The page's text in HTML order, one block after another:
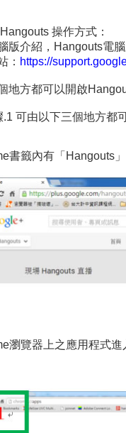
操作方式：
版介紹，Hangouts電
： https://
地方都可以開啟
可由以下三個地方都
書籤內有「Hangouts」
瀏覽器上之應用程式進